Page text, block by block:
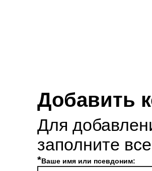
Добавить
Для
заполните
*Ваше имя или псевдоним: